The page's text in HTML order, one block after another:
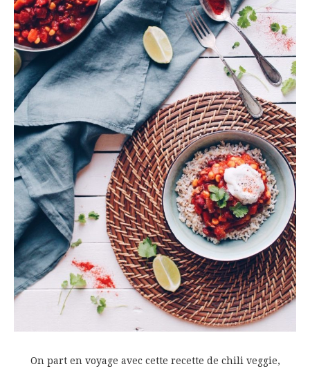
On part en voyage avec cette recette de chili veggie,